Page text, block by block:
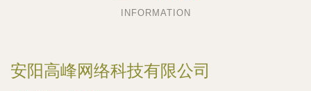
INFORMATION
安阳高峰网络科技有限公司